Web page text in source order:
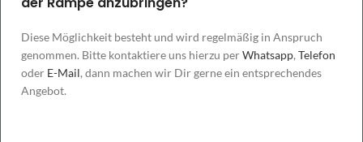
Diese Möglichkeit besteht und wird regelmäßig in Anspruch
genommen. Bitte kontaktiere uns hierzu perWhatsapp, Telefon
oder E-Mail, dann machen wir Dir gerne ein entsprechendes
Angebot.